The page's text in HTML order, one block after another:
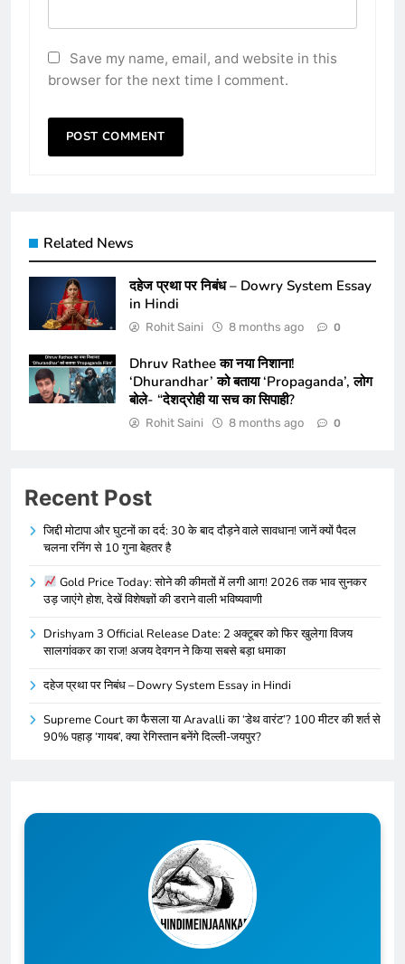
Save my name, email, and website in this
browser for the next time I comment.
Related News
दहेज प्रथा पर निबंध – Dowry System Essay
in Hindi
Rohit Saini 8 months ago 0
Dhruv Rathee का नया निशाना!
‘Dhurandhar’ को बताया ‘Propaganda’, लोग
बोले- “देशद्रोही या सच का सिपाही?
Rohit Saini 8 months ago 0
Recent Post
जिद्दी मोटापा और घुटनों का दर्द: 30 के बाद दौड़ने वाले सावधान! जानें क्यों पैदल
चलना रनिंग से 10 गुना बेहतर है
Gold Price Today: सोने की कीमतों में लगी आग! 2026 तक भाव सुनकर
उड़ जाएंगे होश, देखें विशेषज्ञों की डराने वाली भविष्यवाणी
Drishyam 3 Official Release Date: 2 अक्टूबर को फिर खुलेगा विजय
सालगांवकर का राज! अजय देवगन ने किया सबसे बड़ा धमाका
दहेज प्रथा पर निबंध – Dowry System Essay in Hindi
Supreme Court का फैसला या Aravalli का ‘डेथ वारंट’? 100 मीटर की शर्त से
90% पहाड़ ‘गायब’, क्या रेगिस्तान बनेंगे दिल्ली-जयपुर?